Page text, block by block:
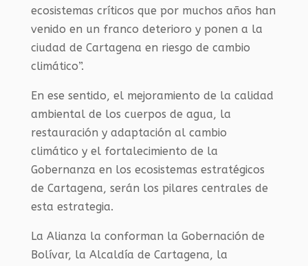
ecosistemas críticos que por muchos años han
venido en un franco deterioro y ponen a la
ciudad de Cartagena en riesgo de cambio
climático”.
En ese sentido, el mejoramiento de la calidad
ambiental de los cuerpos de agua, la
restauración y adaptación al cambio
climático y el fortalecimiento de la
Gobernanza en los ecosistemas estratégicos
de Cartagena, serán los pilares centrales de
esta estrategia.
La Alianza la conforman la Gobernación de
Bolívar, la Alcaldía de Cartagena, la